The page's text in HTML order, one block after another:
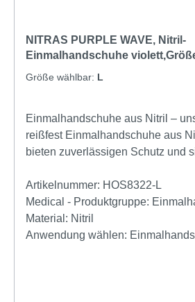
NITRAS PURPLE WAVE, Nitril-
Einmalhandschuhe
Größe wählbar: L
Einmalhandschuhe aus Nitril –
reißfest Einmalhandschuhe aus Nitril – unsteril
bieten zuverlässigen Schutz und
Lebensmittelverarbeitung. Dank
Materials aus robustem
Elastizität, Strapazierfähigkeit und
Tragekomfort – ideal für den
Artikelnummer: HOS8322-L
Medical - Produktgruppe:
Material: Nitril
Anwendung wählen: